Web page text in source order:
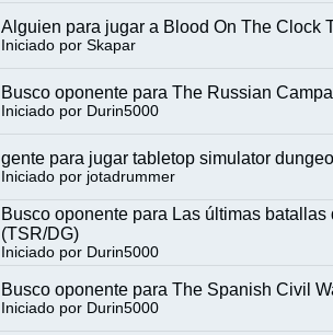
Alguien para jugar a Blood On The Clock
Iniciado por Skapar
Busco oponente para The Russian
Iniciado por Durin5000
gente para jugar tabletop simulator
Iniciado por jotadrummer
Busco oponente para Las últimas batallas
(TSR/DG)
Iniciado por Durin5000
Busco oponente para The Spanish Civil
Iniciado por Durin5000